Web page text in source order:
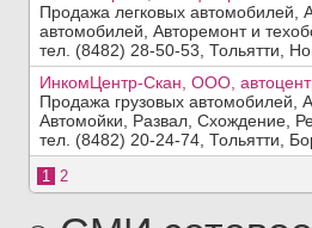
Продажа легковых автомобилей,
автомобилей, Авторемонт и
тел. (8482) 28-50-53, Тольятти,
ИнкомЦентр-Скан, ООО,
Продажа грузовых автомобилей,
Автомойки, Развал, Схождение,
тел. (8482) 20-24-74, Тольятти,
1 2